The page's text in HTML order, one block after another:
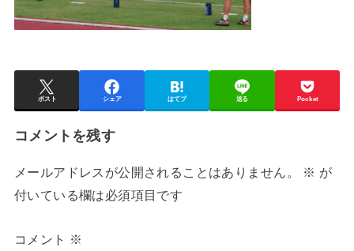
ポスト シェア はてブ 送る Pocket
コメントを残す
メールアドレスが公開されることはありません。 ※ が
付いている欄は必須項目です
コメント ※